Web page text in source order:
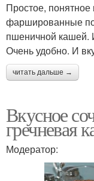
Простое,
фаршированные
пшеничной кашей.
Очень удобно. И
читать дальше →
Вкусное
гречневая
Модератор: